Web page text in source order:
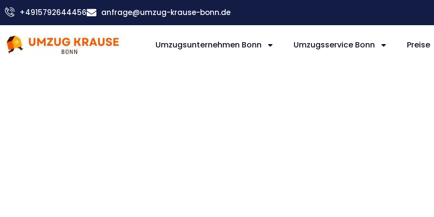
Zum
Inhalt
+4915792644456 anfrage@umzug-krause-bonn.de
Umzugsunternehmen Bonn Umzugsservice Bonn Preise